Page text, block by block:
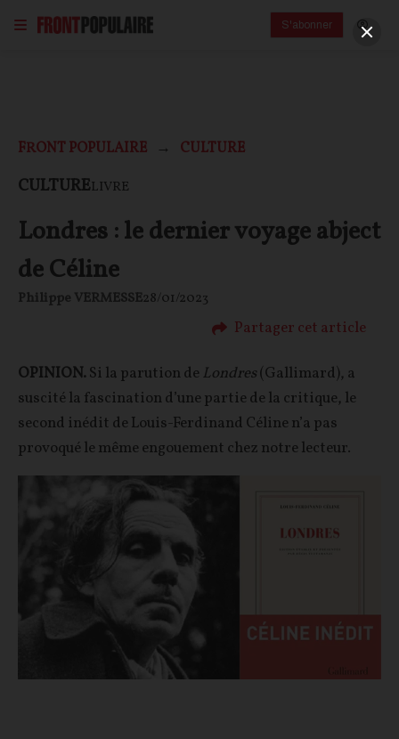
S'abonner
FRONT POPULAIRE CULTURE
CULTURELIVRE
Londres : le dernier voyage abject
de Céline
Philippe VERMESSE28/01/2023
Partager cet article
OPINION.Si la parution de Londres(Gallimard), a
suscité la fascination d’une partie de la critique, le
second inédit de Louis-Ferdinand Céline n’a pas
provoqué le même engouement chez notre lecteur.